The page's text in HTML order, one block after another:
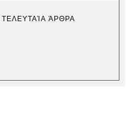
ΤΕΛΕΥΤΑΊΑ ΆΡΘΡΑ